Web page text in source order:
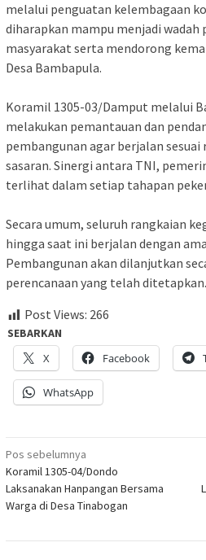
melalui penguatan kelembagaan
diharapkan mampu menjadi wadah
masyarakat serta mendorong
Desa Bambapula.
Koramil 1305-03/Damput melalui
melakukan pemantauan dan
pembangunan agar berjalan
sasaran. Sinergi antara TNI,
terlihat dalam setiap tahapan
Secara umum, seluruh rangkaian
hingga saat ini berjalan dengan
Pembangunan akan dilanjutkan
perencanaan yang telah ditetapkan.
Post Views: 266
SEBARKAN
X
Facebook
WhatsApp
Navigasi
pos
Pos sebelumnya
Koramil 1305-04/Dondo
Laksanakan Hanpangan Bersama
Warga di Desa Tinabogan